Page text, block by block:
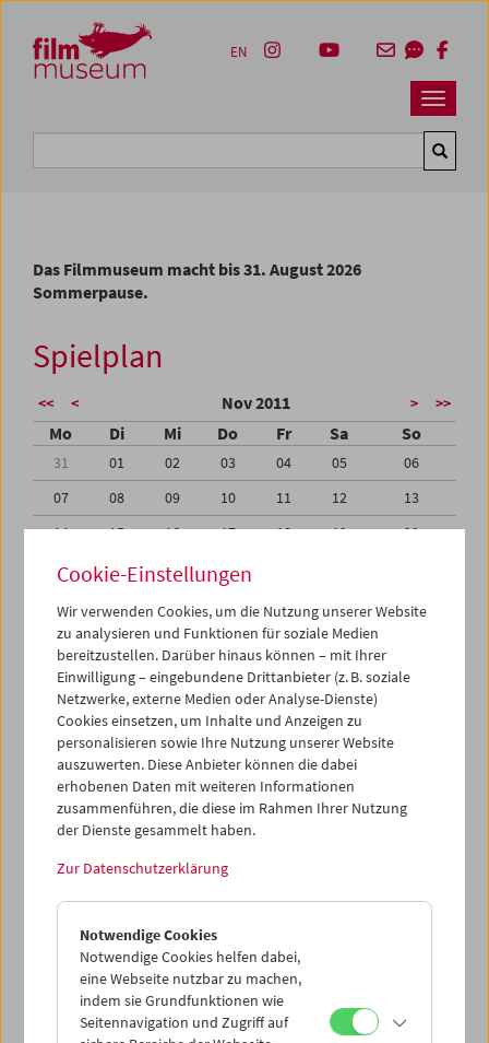
Zum Inhalt
Zum Hauptmenü
Zur Servicenavigation
Zum Suche
Navbar
EN
Das Filmmuseum macht bis 31. August 2026
Sommerpause.
Spielplan
<< < Nov 2011 > >>
Mo Di Mi Do Fr Sa So
31 01 02 03 04 05
06
07
08 09 10 11 12
13
14
15 16 17 18 19
20
21
22 23 24
28
30 02
04
05
06 07 08 09 10
iCalender
Programmheft-PDF
English language or subtitles
< Vorherige Woche
Mo 21.11.
Di 22.11.
Mi 23.11.
Cookie-Einstellungen
Wir verwenden Cookies, um die Nutzung unserer Website
zu analysieren und Funktionen für soziale Medien
bereitzustellen. Darüber hinaus können – mit Ihrer
Einwilligung – eingebundene Drittanbieter (z. B. soziale
Netzwerke, externe Medien oder Analyse-Dienste)
Cookies einsetzen, um Inhalte und Anzeigen zu
personalisieren sowie Ihre Nutzung unserer Website
auszuwerten. Diese Anbieter können die dabei
erhobenen Daten mit weiteren Informationen
zusammenführen, die diese im Rahmen Ihrer Nutzung
der Dienste gesammelt haben.
Zur Datenschutzerklärung
Notwendige Cookies
Notwendige Cookies helfen dabei,
eine Webseite nutzbar zu machen,
indem sie Grundfunktionen wie
Seitennavigation und Zugriff auf